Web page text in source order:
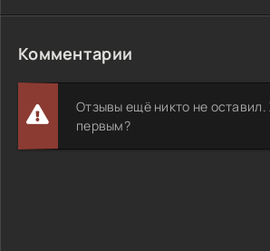
Комментарии
Отзывы ещё никто не оставил.
первым?